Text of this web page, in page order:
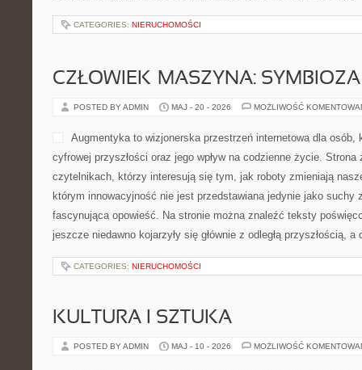
CATEGORIES: NIERUCHOMOŚCI
CZŁOWIEK–MASZYNA: SYMBIOZA
POSTED BY ADMIN MAJ - 20 - 2026 MOŻLIWOŚĆ
Augmentyka to wizjonerska przestrzeń internetowa dla osób,
cyfrowej przyszłości oraz jego wpływ na codzienne życie. Strona
czytelnikach, którzy interesują się tym, jak roboty zmieniają
którym innowacyjność nie jest przedstawiana jedynie jako suchy
fascynująca opowieść. Na stronie można znaleźć teksty
jeszcze niedawno kojarzyły się głównie z odległą przyszłością,
CATEGORIES: NIERUCHOMOŚCI
KULTURA I SZTUKA
POSTED BY ADMIN MAJ - 10 - 2026 MOŻLIWOŚĆ